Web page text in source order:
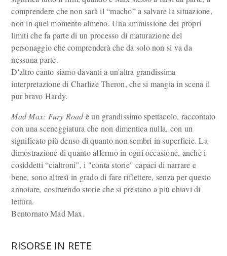
comprendere che non sarà il “macho” a salvare la situazione,
non in quel momento almeno. Una ammissione dei propri
limiti che fa parte di un processo di maturazione del
personaggio che comprenderà che da solo non si va da
nessuna parte.
D'altro canto siamo davanti a un'altra grandissima
interpretazione di Charlize Theron, che si mangia in scena il
pur bravo Hardy.
Mad Max: Fury Roadè un grandissimo spettacolo, raccontato
con una sceneggiatura che non dimentica nulla, con un
significato più denso di quanto non sembri in superficie. La
dimostrazione di quanto affermo in ogni occasione, anche i
cosiddetti “cialtroni”, i "conta storie" capaci di narrare e
bene, sono altresì in grado di fare riflettere, senza per questo
annoiare, costruendo storie che si prestano a più chiavi di
lettura.
Bentornato Mad Max.
RISORSE IN RETE